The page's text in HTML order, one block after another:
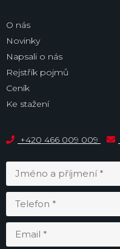
O nás
Novinky
Napsali o nás
Rejstřík pojmů
Ceník
Ke stažení
+420 466 009 009